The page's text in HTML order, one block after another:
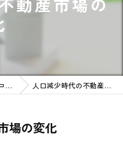
コラム 人口減少時代の不動産市場の変化
場の変化